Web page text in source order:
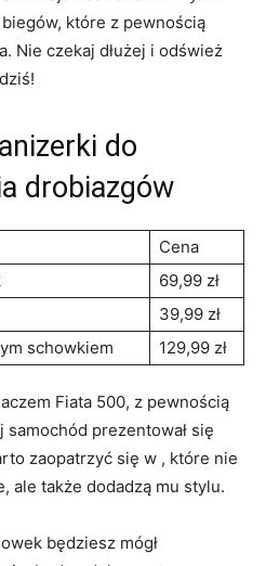
biegów, które z pewnością⁢
Nie czekaj​ dłużej i odśwież
do
drobiazgów
Cena
69,99 zł
39,99 zł
schowkiem
129,99⁤ zł
Fiata 500, z ⁢pewnością
samochód prezentował się
⁢zaopatrzyć ​się ​w , które ‌nie
ale​ także ⁤dodadzą mu ​stylu.
będziesz mógł